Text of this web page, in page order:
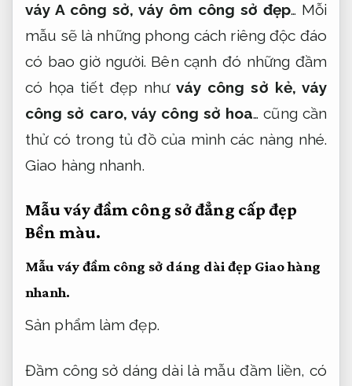
váy A công sở, váy ôm công sở đẹp… Mỗi
mẫu sẽ là những phong cách riêng độc đáo
có bao giờ người. Bên cạnh đó những đầm
có họa tiết đẹp như váy công sở kẻ, váy
công sở caro, váy công sở hoa… cũng cần
thử có trong tủ đồ của mình các nàng nhé.
Giao hàng nhanh.
Mẫu váy đầm công sở đẳng cấp đẹp
Bền màu.
Mẫu váy đầm công sở dáng dài đẹp Giao hàng
nhanh.
Sản phẩm làm đẹp.
Đầm công sở dáng dài là mẫu đầm liền, có